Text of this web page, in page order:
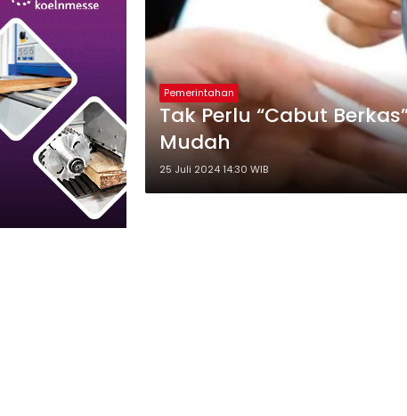
Pemerintahan
Tak Perlu “Cabut
Mudah
25 Juli 2024 14:30 WIB